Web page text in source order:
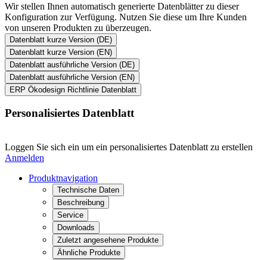
Wir stellen Ihnen automatisch generierte Datenblätter zu dieser
Konfiguration zur Verfügung. Nutzen Sie diese um Ihre Kunden
von unseren Produkten zu überzeugen.
Datenblatt kurze Version (DE)
Datenblatt kurze Version (EN)
Datenblatt ausführliche Version (DE)
Datenblatt ausführliche Version (EN)
ERP Ökodesign Richtlinie Datenblatt
Personalisiertes Datenblatt
Loggen Sie sich ein um ein personalisiertes Datenblatt zu erstellen
Anmelden
Produktnavigation
Technische Daten
Beschreibung
Service
Downloads
Zuletzt angesehene Produkte
Ähnliche Produkte